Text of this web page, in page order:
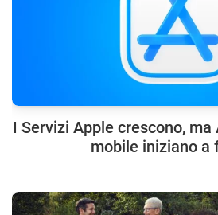
I Servizi Apple crescono, ma
mobile iniziano a